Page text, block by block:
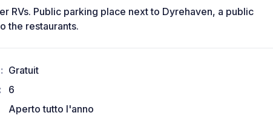
RVs. Public parking place next to Dyrehaven, a public
the restaurants.
Gratuit
6
Aperto tutto l'anno